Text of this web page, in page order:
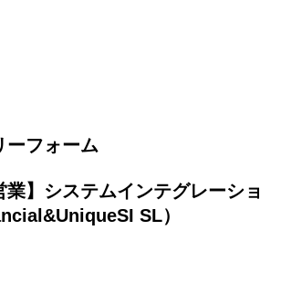
トリーフォーム
SL）